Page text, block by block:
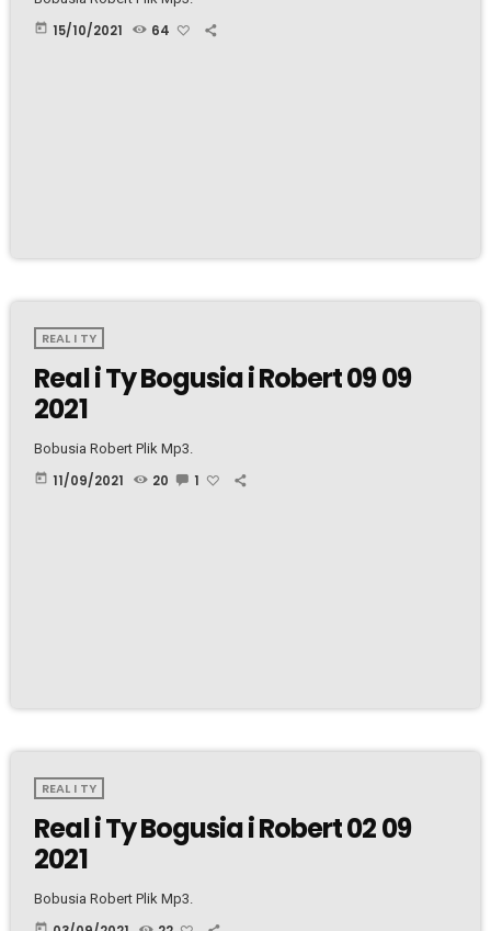
today 15/10/2021 64
REAL I TY
Real i Ty Bogusia i Robert 09 09
2021
Bobusia Robert Plik Mp3.
today 11/09/2021 20 1
REAL I TY
Real i Ty Bogusia i Robert 02 09
2021
Bobusia Robert Plik Mp3.
today